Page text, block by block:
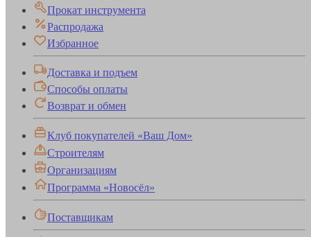
Прокат инструмента
Распродажа
Избранное
Доставка и подъем
Способы оплаты
Возврат и обмен
Клуб покупателей «Ваш Дом»
Строителям
Организациям
Программа «Новосёл»
Поставщикам